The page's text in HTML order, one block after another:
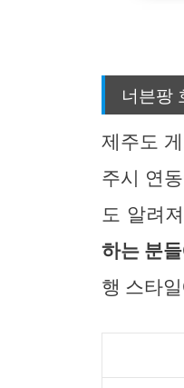
너븐팡
제주도
주시 연
도 알려
하는 분들
행 스타